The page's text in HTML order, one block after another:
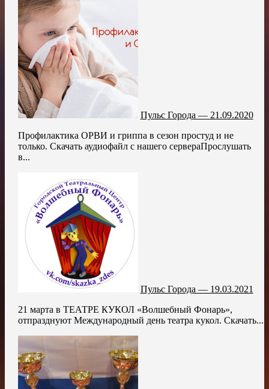
Пульс Города — 21.09.2020
Профилактика ОРВИ и гриппа в сезон простуд и не
только. Скачать аудиофайл с нашего сервераПрослушать
в...
Пульс Города — 19.03.2021
21 марта в ТЕАТРЕ КУКОЛ «Волшебный Фонарь»,
отпразднуют Международный день театра кукол. Скачать...